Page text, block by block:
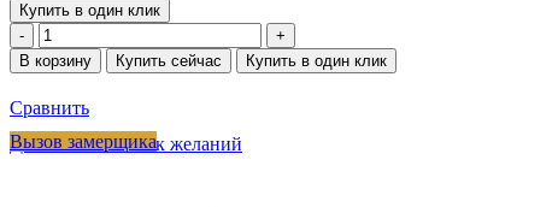
Купить в один клик
Количество
товара
Ручка
THE
FORCE
В корзину Купить сейчас Купить в один клик
Сравнить
Добавить в список желаний
Вызов замерщика